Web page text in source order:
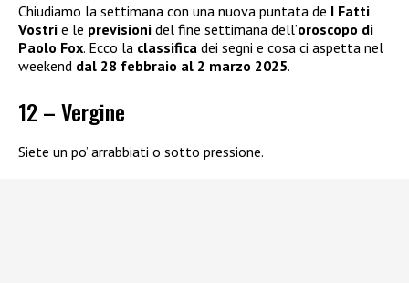
Chiudiamo la settimana con una nuova puntata de I Fatti
Vostri e le previsioni del fine settimana dell’oroscopo di
Paolo Fox. Ecco la classifica dei segni e cosa ci aspetta nel
weekend dal 28 febbraio al 2 marzo 2025.
12 – Vergine
Siete un po’ arrabbiati o sotto pressione.